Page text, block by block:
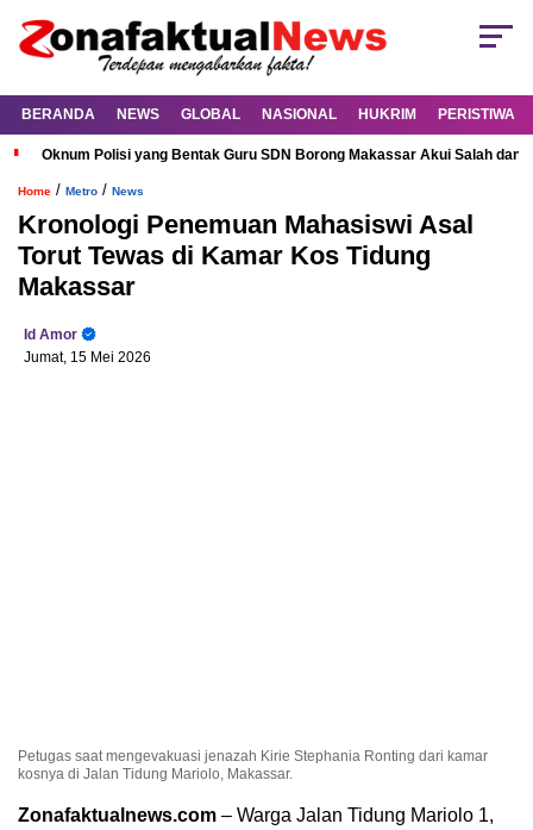
BERANDA NEWS GLOBAL NASIONAL HUKRIM PERISTIWA
Oknum Polisi yang Bentak Guru SDN Borong Makassar Akui Salah dan
Home / Metro / News
Kronologi Penemuan Mahasiswi Asal
Torut Tewas di Kamar Kos Tidung
Makassar
Id Amor
Jumat, 15 Mei 2026
Petugas saat mengevakuasi jenazah Kirie Stephania Ronting dari kamar
kosnya di Jalan Tidung Mariolo, Makassar.
Zonafaktualnews.com – Warga Jalan Tidung Mariolo 1,